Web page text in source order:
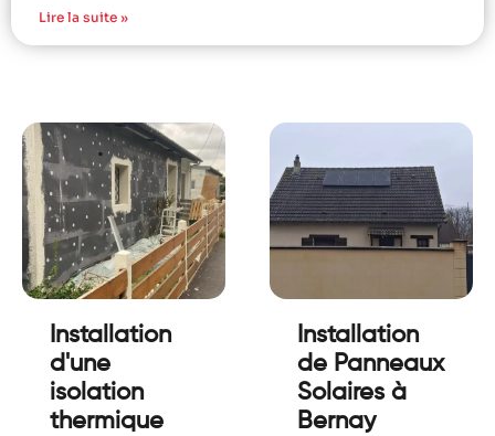
Lire la suite »
Installation
d'une
isolation
thermique
Installation
de Panneaux
Solaires à
Bernay